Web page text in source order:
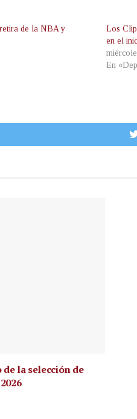
de la NBA y
Los
en el
En
la selección de